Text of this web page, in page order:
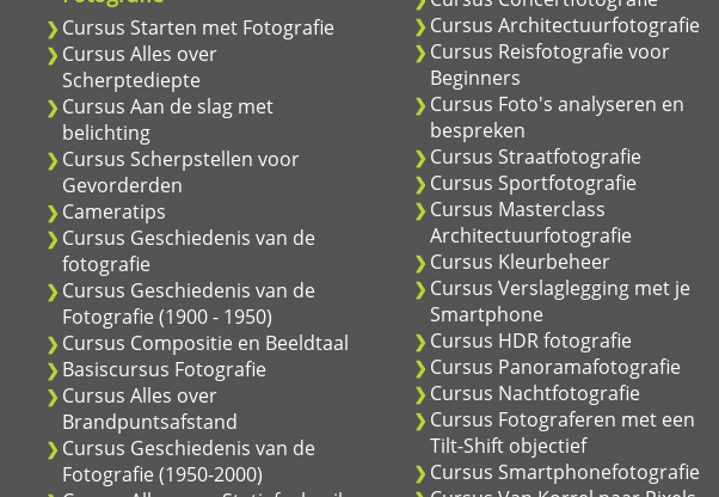
Cursus Starten met Fotografie
Cursus Alles over
Scherptediepte
Cursus Aan de slag met
belichting
Cursus Scherpstellen voor
Gevorderden
Cameratips
Cursus Geschiedenis van de
fotografie
Cursus Geschiedenis van de
Fotografie (1900 - 1950)
Cursus Compositie en Beeldtaal
Basiscursus Fotografie
Cursus Alles over
Brandpuntsafstand
Cursus Geschiedenis van de
Fotografie (1950-2000)
Cursus Architectuurfotografie
Cursus Reisfotografie voor
Beginners
Cursus Foto's analyseren en
bespreken
Cursus Straatfotografie
Cursus Sportfotografie
Cursus Masterclass
Architectuurfotografie
Cursus Kleurbeheer
Cursus Verslaglegging met je
Smartphone
Cursus HDR fotografie
Cursus Panoramafotografie
Cursus Nachtfotografie
Cursus Fotograferen met een
Tilt-Shift objectief
Cursus Smartphonefotografie